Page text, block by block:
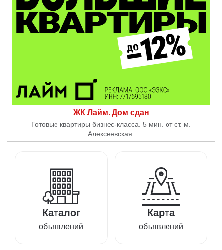
ЖК Лайм. Дом сдан
Готовые квартиры бизнес-класса. 5 мин. от ст. м.
Алексеевская.
Каталог
объявлений
Карта
объявлений